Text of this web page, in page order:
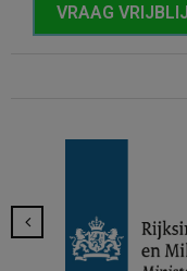
VRAAG